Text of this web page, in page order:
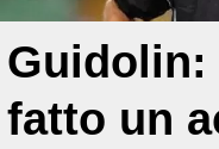
Guidolin:
fatto un